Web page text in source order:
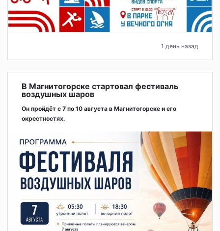
1 день назад
В Магнитогорске стартовал фестиваль
воздушных шаров
Он пройдёт с 7 по 10 августа в Магнитогорске и его
окрестностях.